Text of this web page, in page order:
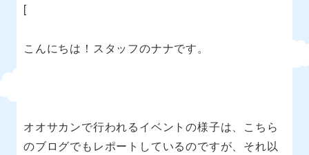
[
こんにちは！スタッフのナナです。
オオサカンで行われるイベントの様子は、こちら
のブログでもレポートしているのですが、それ以